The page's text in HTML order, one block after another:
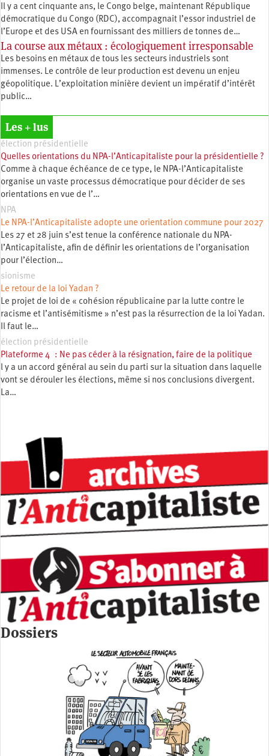
Il y a cent cinquante ans, le Congo belge, maintenant République
démocratique du Congo (RDC), accompagnait l’essor industriel de
l’Europe et des USA en fournissant des milliers de tonnes de…
La course aux métaux : écologiquement irresponsable
Les besoins en métaux de tous les secteurs industriels sont
immenses. Le contrôle de leur production est devenu un enjeu
géopolitique. L’exploitation minière devient un impératif d’intérêt
public…
Les + lus
élection présidentielle
Quelles orientations du NPA-l’Anticapitaliste pour la présidentielle ?
Comme à chaque échéance de ce type, le NPA-l’Anticapitaliste
organise un vaste processus démocratique pour décider de ses
orientations en vue de l’…
NPA
Le NPA-l’Anticapitaliste adopte une orientation commune pour 2027
Les 27 et 28 juin s’est tenue la conférence nationale du NPA-
l’Anticapitaliste, afin de définir les orientations de l’organisation
pour l’élection…
sionisme
Le retour de la loi Yadan ?
Le projet de loi de « cohésion républicaine par la lutte contre le
racisme et l’antisémitisme » n’est pas la résurrection de la loi Yadan.
Il faut le…
élection présidentielle
Plateforme 4 : Ne pas céder à la résignation, faire de la politique
l y a un accord général au sein du parti sur la situation dans laquelle
vont se dérouler les élections, même si nos conclusions divergent.
La…
Dossiers